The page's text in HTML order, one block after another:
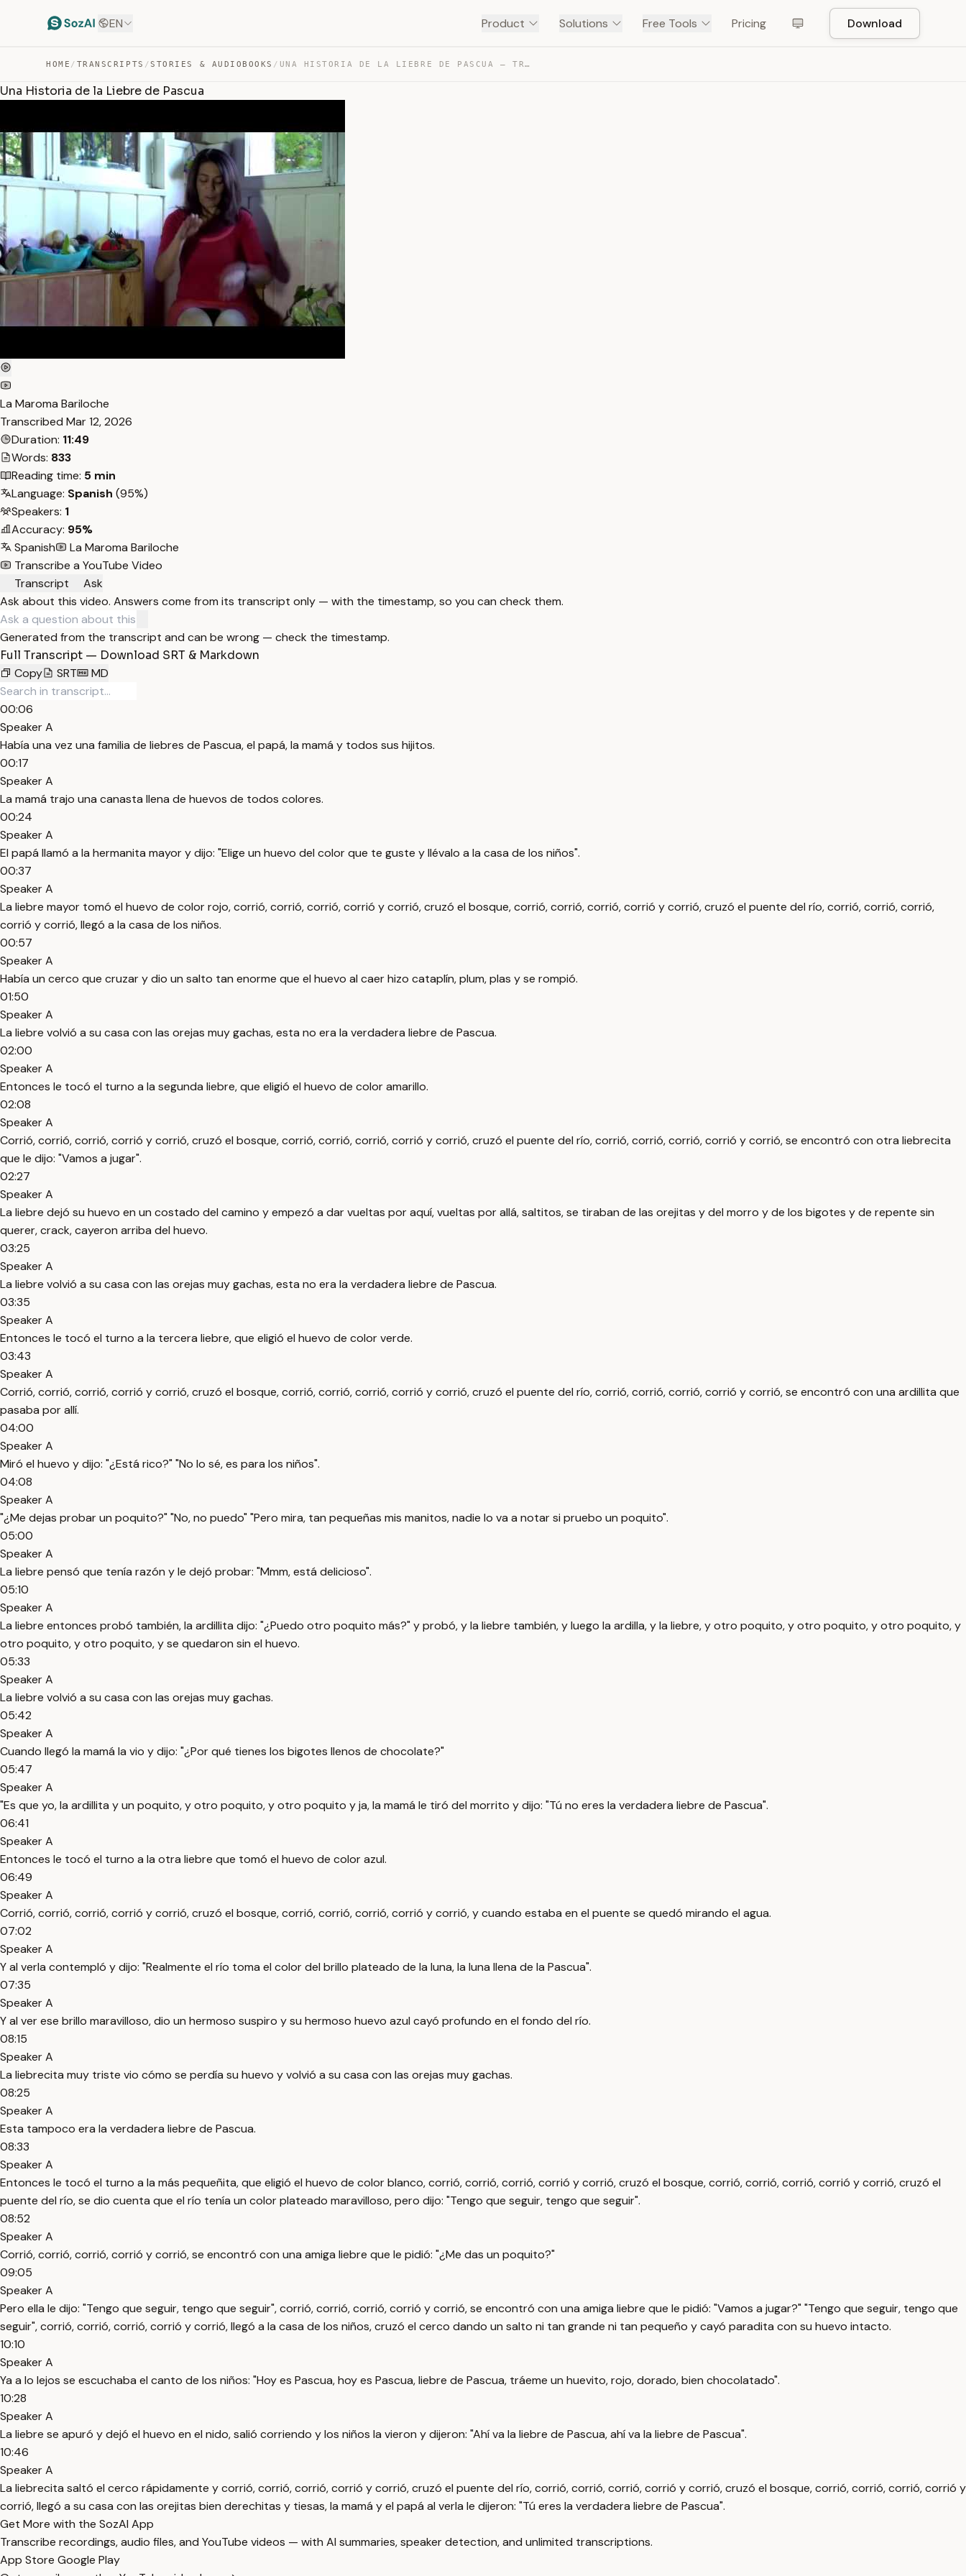
EN Product Solutions Free Tools Pricing Download
HOME / TRANSCRIPTS /STORIES & AUDIOBOOKS / UNA HISTORIA DE LA LIEBRE DE PASCUA — TRANSCRIPT
Una Historia de la Liebre de Pascua
La Maroma Bariloche
Transcribed Mar 12, 2026
Duration: 11:49
Words: 833
Reading time: 5 min
Language: Spanish (95%)
Speakers: 1
Accuracy: 95%
Spanish
La Maroma Bariloche
Transcribe a YouTube Video
Transcript
Ask
Ask about this video. Answers come from its transcript only — with the timestamp, so you can check them.
Generated from the transcript and can be wrong — check the timestamp.
Full Transcript — Download SRT & Markdown
Copy
SRT MD
00:06
Speaker A
Había una vez una familia de liebres de Pascua, el papá, la mamá y todos sus hijitos.
00:17
Speaker A
La mamá trajo una canasta llena de huevos de todos colores.
00:24
Speaker A
El papá llamó a la hermanita mayor y dijo: "Elige un huevo del color que te guste y llévalo a la casa de los niños".
00:37
Speaker A
La liebre mayor tomó el huevo de color rojo, corrió, corrió, corrió, corrió y corrió, cruzó el bosque, corrió, corrió, corrió, corrió y corrió, cruzó el puente del río, corrió, corrió, corrió,
corrió y corrió, llegó a la casa de los niños.
00:57
Speaker A
Había un cerco que cruzar y dio un salto tan enorme que el huevo al caer hizo cataplín, plum, plas y se rompió.
01:50
Speaker A
La liebre volvió a su casa con las orejas muy gachas, esta no era la verdadera liebre de Pascua.
02:00
Speaker A
Entonces le tocó el turno a la segunda liebre, que eligió el huevo de color amarillo.
02:08
Speaker A
Corrió, corrió, corrió, corrió y corrió, cruzó el bosque, corrió, corrió, corrió, corrió y corrió, cruzó el puente del río, corrió, corrió, corrió, corrió y corrió, se encontró con otra liebrecita
que le dijo: "Vamos a jugar".
02:27
Speaker A
La liebre dejó su huevo en un costado del camino y empezó a dar vueltas por aquí, vueltas por allá, saltitos, se tiraban de las orejitas y del morro y de los bigotes y de repente sin
querer, crack, cayeron arriba del huevo.
03:25
Speaker A
La liebre volvió a su casa con las orejas muy gachas, esta no era la verdadera liebre de Pascua.
03:35
Speaker A
Entonces le tocó el turno a la tercera liebre, que eligió el huevo de color verde.
03:43
Speaker A
Corrió, corrió, corrió, corrió y corrió, cruzó el bosque, corrió, corrió, corrió, corrió y corrió, cruzó el puente del río, corrió, corrió, corrió, corrió y corrió, se encontró con una ardillita que
pasaba por allí.
04:00
Speaker A
Miró el huevo y dijo: "¿Está rico?" "No lo sé, es para los niños".
04:08
Speaker A
"¿Me dejas probar un poquito?" "No, no puedo" "Pero mira, tan pequeñas mis manitos, nadie lo va a notar si pruebo un poquito".
05:00
Speaker A
La liebre pensó que tenía razón y le dejó probar: "Mmm, está delicioso".
05:10
Speaker A
La liebre entonces probó también, la ardillita dijo: "¿Puedo otro poquito más?" y probó, y la liebre también, y luego la ardilla, y la liebre, y otro poquito, y otro poquito, y otro poquito, y
otro poquito, y otro poquito, y se quedaron sin el huevo.
05:33
Speaker A
La liebre volvió a su casa con las orejas muy gachas.
05:42
Speaker A
Cuando llegó la mamá la vio y dijo: "¿Por qué tienes los bigotes llenos de chocolate?"
05:47
Speaker A
"Es que yo, la ardillita y un poquito, y otro poquito, y otro poquito y ja, la mamá le tiró del morrito y dijo: "Tú no eres la verdadera liebre de Pascua".
06:41
Speaker A
Entonces le tocó el turno a la otra liebre que tomó el huevo de color azul.
06:49
Speaker A
Corrió, corrió, corrió, corrió y corrió, cruzó el bosque, corrió, corrió, corrió, corrió y corrió, y cuando estaba en el puente se quedó mirando el agua.
07:02
Speaker A
Y al verla contempló y dijo: "Realmente el río toma el color del brillo plateado de la luna, la luna llena de la Pascua".
07:35
Speaker A
Y al ver ese brillo maravilloso, dio un hermoso suspiro y su hermoso huevo azul cayó profundo en el fondo del río.
08:15
Speaker A
La liebrecita muy triste vio cómo se perdía su huevo y volvió a su casa con las orejas muy gachas.
08:25
Speaker A
Esta tampoco era la verdadera liebre de Pascua.
08:33
Speaker A
Entonces le tocó el turno a la más pequeñita, que eligió el huevo de color blanco, corrió, corrió, corrió, corrió y corrió, cruzó el bosque, corrió, corrió, corrió, corrió y corrió, cruzó el
puente del río, se dio cuenta que el río tenía un color plateado maravilloso, pero dijo: "Tengo que seguir, tengo que seguir".
08:52
Speaker A
Corrió, corrió, corrió, corrió y corrió, se encontró con una amiga liebre que le pidió: "¿Me das un poquito?"
09:05
Speaker A
Pero ella le dijo: "Tengo que seguir, tengo que seguir", corrió, corrió, corrió, corrió y corrió, se encontró con una amiga liebre que le pidió: "Vamos a jugar?" "Tengo que seguir, tengo que
seguir", corrió, corrió, corrió, corrió y corrió, llegó a la casa de los niños, cruzó el cerco dando un salto ni tan grande ni tan pequeño y cayó paradita con su huevo intacto.
10:10
Speaker A
Ya a lo lejos se escuchaba el canto de los niños: "Hoy es Pascua, hoy es Pascua, liebre de Pascua, tráeme un huevito, rojo, dorado, bien chocolatado".
10:28
Speaker A
La liebre se apuró y dejó el huevo en el nido, salió corriendo y los niños la vieron y dijeron: "Ahí va la liebre de Pascua, ahí va la liebre de Pascua".
10:46
Speaker A
La liebrecita saltó el cerco rápidamente y corrió, corrió, corrió, corrió y corrió, cruzó el puente del río, corrió, corrió, corrió, corrió y corrió, cruzó el bosque, corrió, corrió, corrió, corrió y
corrió, llegó a su casa con las orejitas bien derechitas y tiesas, la mamá y el papá al verla le dijeron: "Tú eres la verdadera liebre de Pascua".
Get More with the SozAI App
Transcribe recordings, audio files, and YouTube videos — with AI summaries, speaker detection, and unlimited transcriptions.
App Store Google Play